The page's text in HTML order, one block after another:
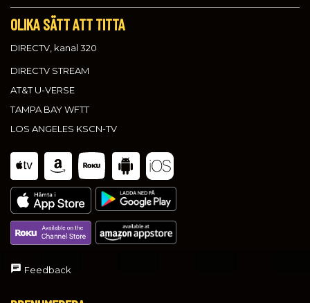
OLIKA SÄTT ATT TITTA
DIRECTV, kanal 320
DIRECTV STREAM
AT&T U-VERSE
TAMPA BAY WFTT
LOS ANGELES KSCN-TV
Feedback